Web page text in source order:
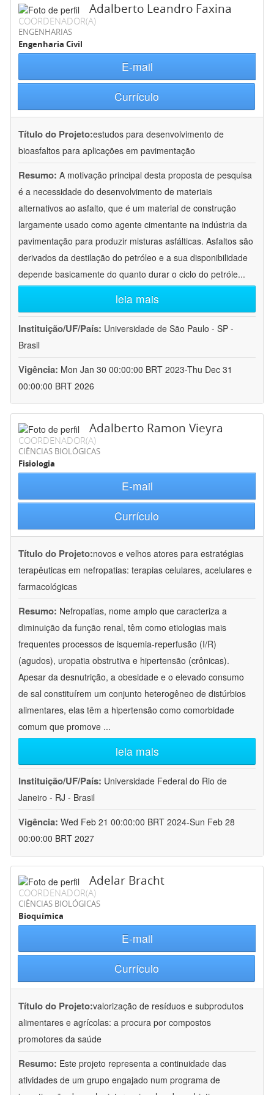
Adalberto Leandro Faxina
COORDENADOR(A)
ENGENHARIAS
Engenharia Civil
E-mail
Currículo
Título do Projeto:estudos para desenvolvimento de
bioasfaltos para aplicações em pavimentação
Resumo: A motivação principal desta proposta de pesquisa
é a necessidade do desenvolvimento de materiais
alternativos ao asfalto, que é um material de construção
largamente usado como agente cimentante na indústria da
pavimentação para produzir misturas asfálticas. Asfaltos são
derivados da destilação do petróleo e a sua disponibilidade
depende basicamente do quanto durar o ciclo do petróle...
leia mais
Instituição/UF/País: Universidade de São Paulo - SP -
Brasil
Vigência: Mon Jan 30 00:00:00 BRT 2023-Thu Dec 31
00:00:00 BRT 2026
Adalberto Ramon Vieyra
COORDENADOR(A)
CIÊNCIAS BIOLÓGICAS
Fisiologia
E-mail
Currículo
Título do Projeto:novos e velhos atores para estratégias
terapêuticas em nefropatias: terapias celulares, acelulares e
farmacológicas
Resumo: Nefropatias, nome amplo que caracteriza a
diminuição da função renal, têm como etiologias mais
frequentes processos de isquemia-reperfusão (I/R)
(agudos), uropatia obstrutiva e hipertensão (crônicas).
Apesar da desnutrição, a obesidade e o elevado consumo
de sal constituírem um conjunto heterogêneo de distúrbios
alimentares, elas têm a hipertensão como comorbidade
comum que promove ...
leia mais
Instituição/UF/País: Universidade Federal do Rio de
Janeiro - RJ - Brasil
Vigência: Wed Feb 21 00:00:00 BRT 2024-Sun Feb 28
00:00:00 BRT 2027
Adelar Bracht
COORDENADOR(A)
CIÊNCIAS BIOLÓGICAS
Bioquímica
E-mail
Currículo
Título do Projeto:valorização de resíduos e subprodutos
alimentares e agrícolas: a procura por compostos
promotores da saúde
Resumo: Este projeto representa a continuidade das
atividades de um grupo engajado num programa de